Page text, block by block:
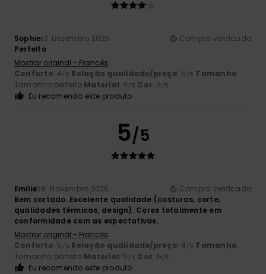
Sophie12. Dezembro 2025
Compra verificada
Perfeito
Mostrar original - Francês
Conforto: 4 /5 Relação qualidade/preço: 5 /5 Tamanho:
Tamanho perfeito Material: 4 /5 Cor: 4/5
Eu recomendo este produto
5/5
Emilie26. Novembro 2025
Compra verificada
Bem cortado. Excelente qualidade (costuras, corte,
qualidades térmicas, design). Cores totalmente em
conformidade com as expectativas.
Mostrar original - Francês
Conforto: 5 /5 Relação qualidade/preço: 4 /5 Tamanho:
Tamanho perfeito Material: 5 /5 Cor: 5/5
Eu recomendo este produto